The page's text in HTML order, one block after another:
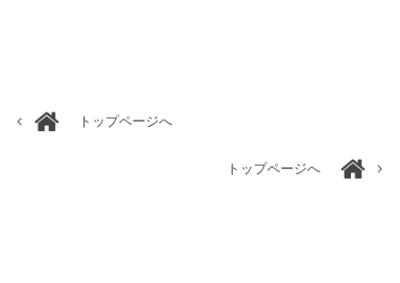
トップページへ
トップページへ